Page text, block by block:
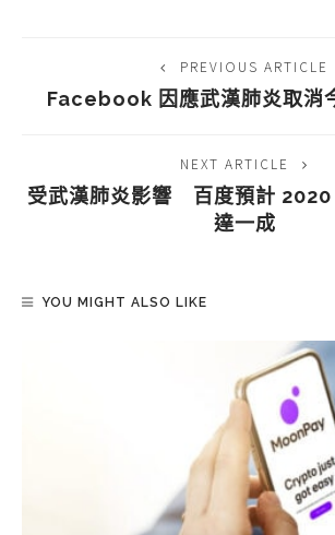
PREVIOUS ARTICLE
Facebook 因應武漢肺炎取消
NEXT ARTICLE
受武漢肺炎影響 百度預計 2020
達一成
YOU MIGHT ALSO LIKE